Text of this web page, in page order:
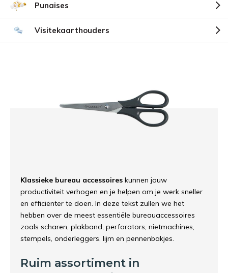
Punaises
Visitekaarthouders
Klassieke bureau accessoires kunnen jouw
productiviteit verhogen en je helpen om je werk sneller
en efficiënter te doen. In deze tekst zullen we het
hebben over de meest essentiële bureauaccessoires
zoals scharen, plakband, perforators, nietmachines,
stempels, onderleggers, lijm en pennenbakjes.
Ruim assortiment in